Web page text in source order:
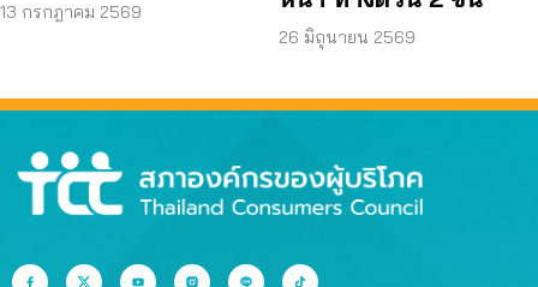
ถามหามาตรฐานรถ
13 กรกฎาคม 2569
26 มิถุนายน 2569